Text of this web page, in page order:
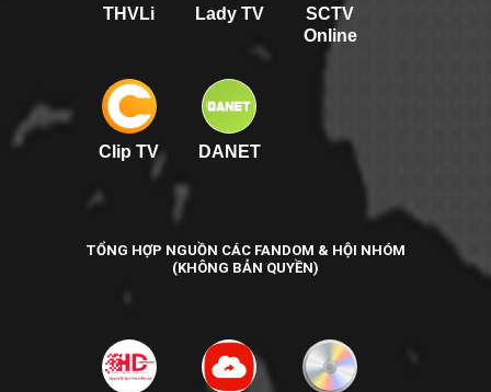
THVLi Lady TV
SCTV
Online
Clip TV DANET
TỔNG HỢP NGUỒN CÁC FANDOM & HỘI NHÓM
(KHÔNG BẢN QUYỀN)